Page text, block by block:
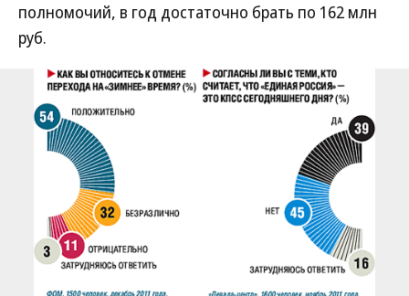
полномочий, в год достаточно брать по 162 млн
руб.